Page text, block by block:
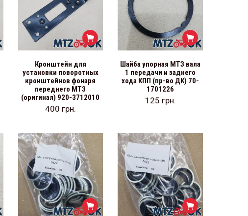
Кронштейн для
установки поворотных
кронштейнов фонаря
переднего МТЗ
(оригинал) 920-3712010
400 грн.
Шайба упорная МТЗ вала
1 передачи и заднего
хода КПП (пр-во ДК) 70-
1701226
125 грн.